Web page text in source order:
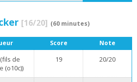
[16/20] (60 minutes)
Score Note
de
(o10c))
19 20/20